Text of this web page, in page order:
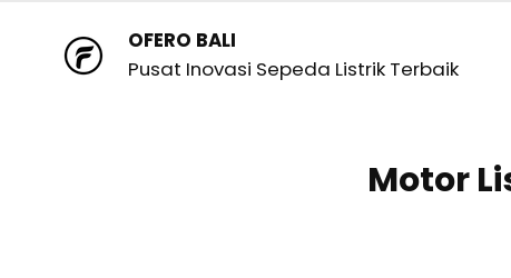
OFERO BALI
Pusat Inovasi Sepeda Listrik Terbaik
Motor